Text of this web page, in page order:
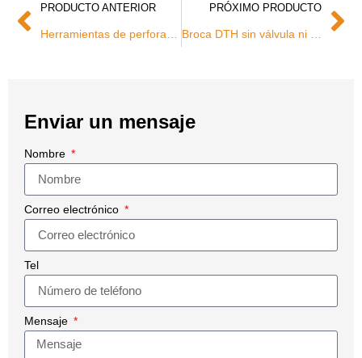
PRODUCTO ANTERIOR PRÓXIMO PRODUCTO
Enviar un mensaje
Nombre
Correo electrónico
Tel
Mensaje